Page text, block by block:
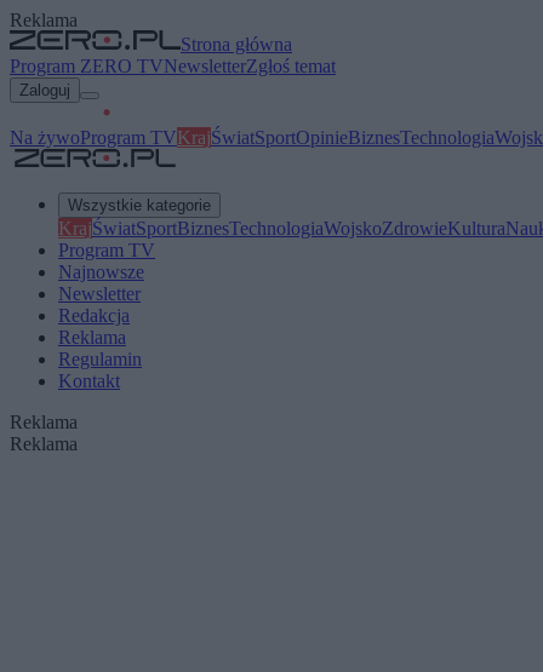
Reklama
Strona główna
Program ZERO TVNewsletterZgłoś temat
Zaloguj
Na żywoProgram TVKrajŚwiatSportOpinieBiznesTechnologia
Wszystkie kategorie
KrajŚwiatSportBiznesTechnologiaWojskoZdrowieKultura
Program TV
Najnowsze
Newsletter
Redakcja
Reklama
Regulamin
Kontakt
Reklama
Reklama